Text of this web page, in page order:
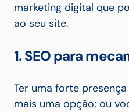
marketing digital que
ao seu site.
1. SEO para
Ter uma forte
mais uma opção; ou